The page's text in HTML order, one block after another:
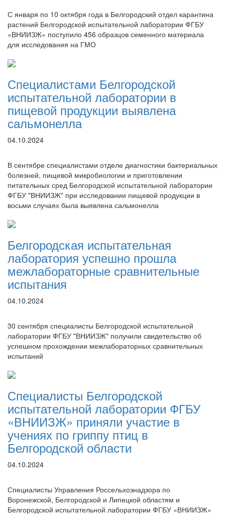
С января по 10 октября года в Белгородский отдел карантина
растений Белгородской испытательной лаборатории ФГБУ
«ВНИИЗЖ» поступило 456 образцов семенного материала
для исследования на ГМО
Специалистами Белгородской
испытательной лаборатории в
пищевой продукции выявлена
сальмонелла
04.10.2024
В сентябре специалистами отделе диагностики бактериальных
болезней, пищевой микробиологии и приготовлении
питательных сред Белгородской испытательной лаборатории
ФГБУ "ВНИИЗЖ" при исследовании пищевой продукции в
восьми случаях была выявлена сальмонелла
Белгородская испытательная
лаборатория успешно прошла
межлабораторные сравнительные
испытания
04.10.2024
30 сентября специалисты Белгородской испытательной
лаборатории ФГБУ "ВНИИЗЖ" получили свидетельство об
успешном прохождении межлабораторных сравнительных
испытаний
Специалисты Белгородской
испытательной лаборатории ФГБУ
«ВНИИЗЖ» приняли участие в
учениях по гриппу птиц в
Белгородской области
04.10.2024
Специалисты Управления Россельхознадзора по
Воронежской, Белгородской и Липецкой областям и
Белгородской испытательной лаборатории ФГБУ «ВНИИЗЖ»